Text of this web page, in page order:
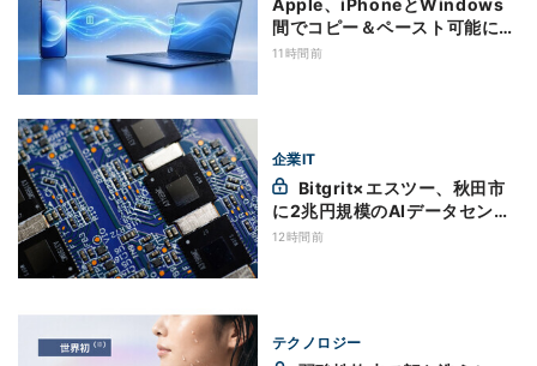
間でコピー＆ペースト可能に
新機能を開発へ
11時間前
企業IT
に2兆円規模のAIデータセンタ
ー建設を計画か
12時間前
テクノロジー